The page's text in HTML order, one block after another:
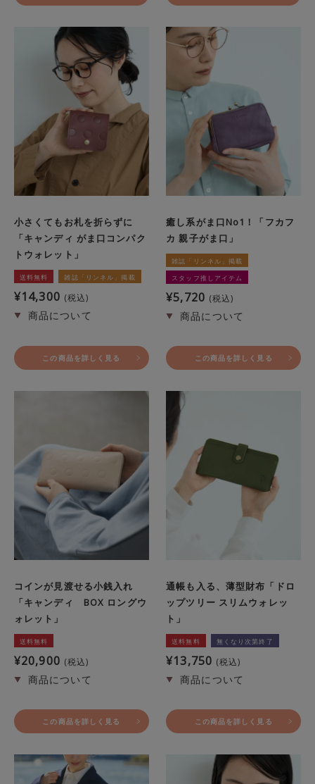
小さくてもお札を折らずに
「キャンディ がま口コンパク
トウォレット」
送料無料 雑誌「リンネル」掲載
¥14,300 税込
この商品を詳しく見る
癒し系がま口No1！「フカフ
カ 親子がま口」
雑誌「リンネル」掲載
スタッフ推しアイテム
¥5,720 税込
この商品を詳しく見る
コインが見渡せる小銭入れ
「キャンディ BOX ロングウ
ォレット」
送料無料
¥20,900 税込
この商品を詳しく見る
通帳も入る、薄型財布「ドロ
ップツリー スリムウォレッ
ト」
送料無料 無くなり次第終了
¥13,750 税込
この商品を詳しく見る